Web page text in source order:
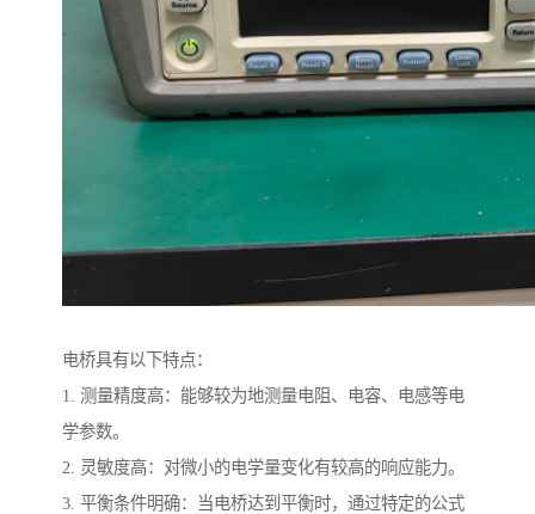
电桥具有以下特点：
1. 测量精度高：能够较为地测量电阻、电容、电感等电
学参数。
2. 灵敏度高：对微小的电学量变化有较高的响应能力。
3. 平衡条件明确：当电桥达到平衡时，通过特定的公式